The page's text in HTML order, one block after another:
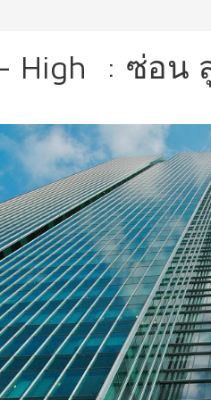
High : ซ่อน